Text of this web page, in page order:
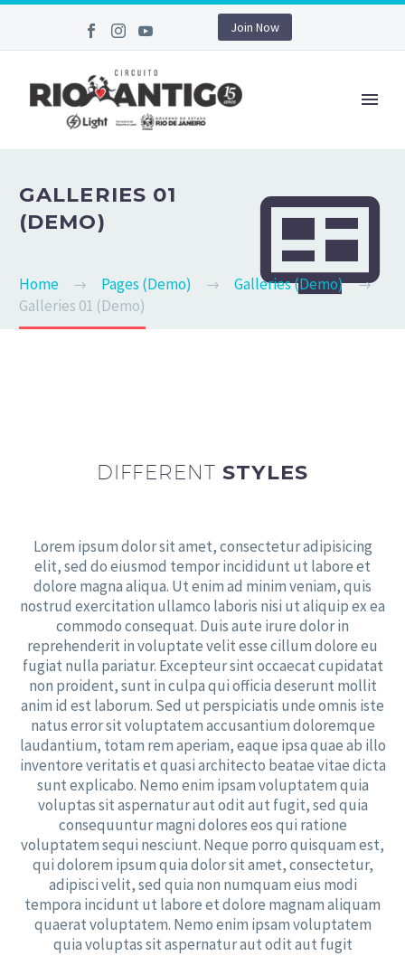
Join Now


GALLERIES 01
(DEMO)
Home Pages (Demo)
Galleries (Demo)
Galleries 01 (Demo)
DIFFERENT STYLES
Lorem ipsum dolor sit amet, consectetur adipisicing
elit, sed do eiusmod tempor incididunt ut labore et
dolore magna aliqua. Ut enim ad minim veniam, quis
nostrud exercitation ullamco laboris nisi ut aliquip ex ea
commodo consequat. Duis aute irure dolor in
reprehenderit in voluptate velit esse cillum dolore eu
fugiat nulla pariatur. Excepteur sint occaecat cupidatat
non proident, sunt in culpa qui officia deserunt mollit
anim id est laborum. Sed ut perspiciatis unde omnis iste
natus error sit voluptatem accusantium doloremque
laudantium, totam rem aperiam, eaque ipsa quae ab illo
inventore veritatis et quasi architecto beatae vitae dicta
sunt explicabo. Nemo enim ipsam voluptatem quia
voluptas sit aspernatur aut odit aut fugit, sed quia
consequuntur magni dolores eos qui ratione
voluptatem sequi nesciunt. Neque porro quisquam est,
qui dolorem ipsum quia dolor sit amet, consectetur,
adipisci velit, sed quia non numquam eius modi
tempora incidunt ut labore et dolore magnam aliquam
quaerat voluptatem. Nemo enim ipsam voluptatem
quia voluptas sit aspernatur aut odit aut fugit